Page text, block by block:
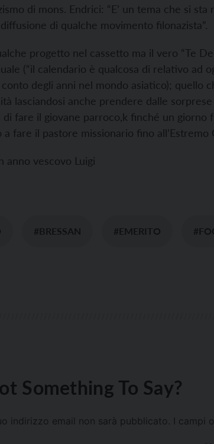
di mons. Endrici: “E’ un tema che si sta
di qualche movimento filonazista”.
progetto nel cassetto ma il vero “Te
(“il calendario è qualcosa di relativo ad
degli anni nel mondo asiatico); quello
lasciandosi anche prendere dalle sorprese
fare il giovane parroco,k finché un giorno
fare il pastore missionario fino all’Estremo
anno vescovo Luigi
#BRESSAN #EMERITO
Something To Say?
indirizzo email non sarà pubblicato. I campi